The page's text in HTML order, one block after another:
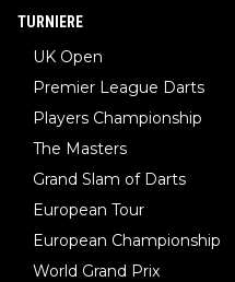
TURNIERE
UK Open
Premier League Darts
Players Championship
The Masters
Grand Slam of Darts
European Tour
European Championship
World Grand Prix